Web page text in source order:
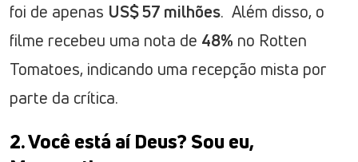
foi de apenas US$ 57 milhões. Além disso, o
filme recebeu uma nota de 48% no Rotten
Tomatoes, indicando uma recepção mista por
parte da crítica.
2. Você está aí Deus? Sou eu,